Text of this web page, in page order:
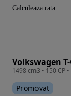
Volkswagen T-
Promovat
Calculeaza rata